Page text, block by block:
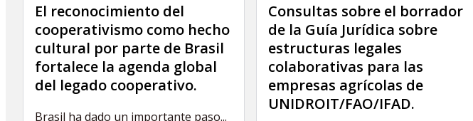
El reconocimiento del
cooperativismo como hecho
cultural por parte de Brasil
fortalece la agenda global
del legado cooperativo.
Brasil ha dado un importante paso...
Consultas sobre el borrador
de la Guía Jurídica sobre
estructuras legales
colaborativas para las
empresas agrícolas de
UNIDROIT/FAO/IFAD.